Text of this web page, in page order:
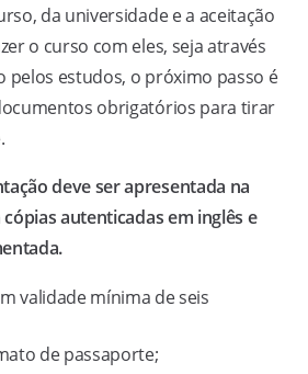
da universidade e a aceitação
o curso com eles, seja através
pelos estudos, o próximo passo é
obrigatórios para tirar
deve ser apresentada na
autenticadas em inglês e
validade mínima de seis
de passaporte;